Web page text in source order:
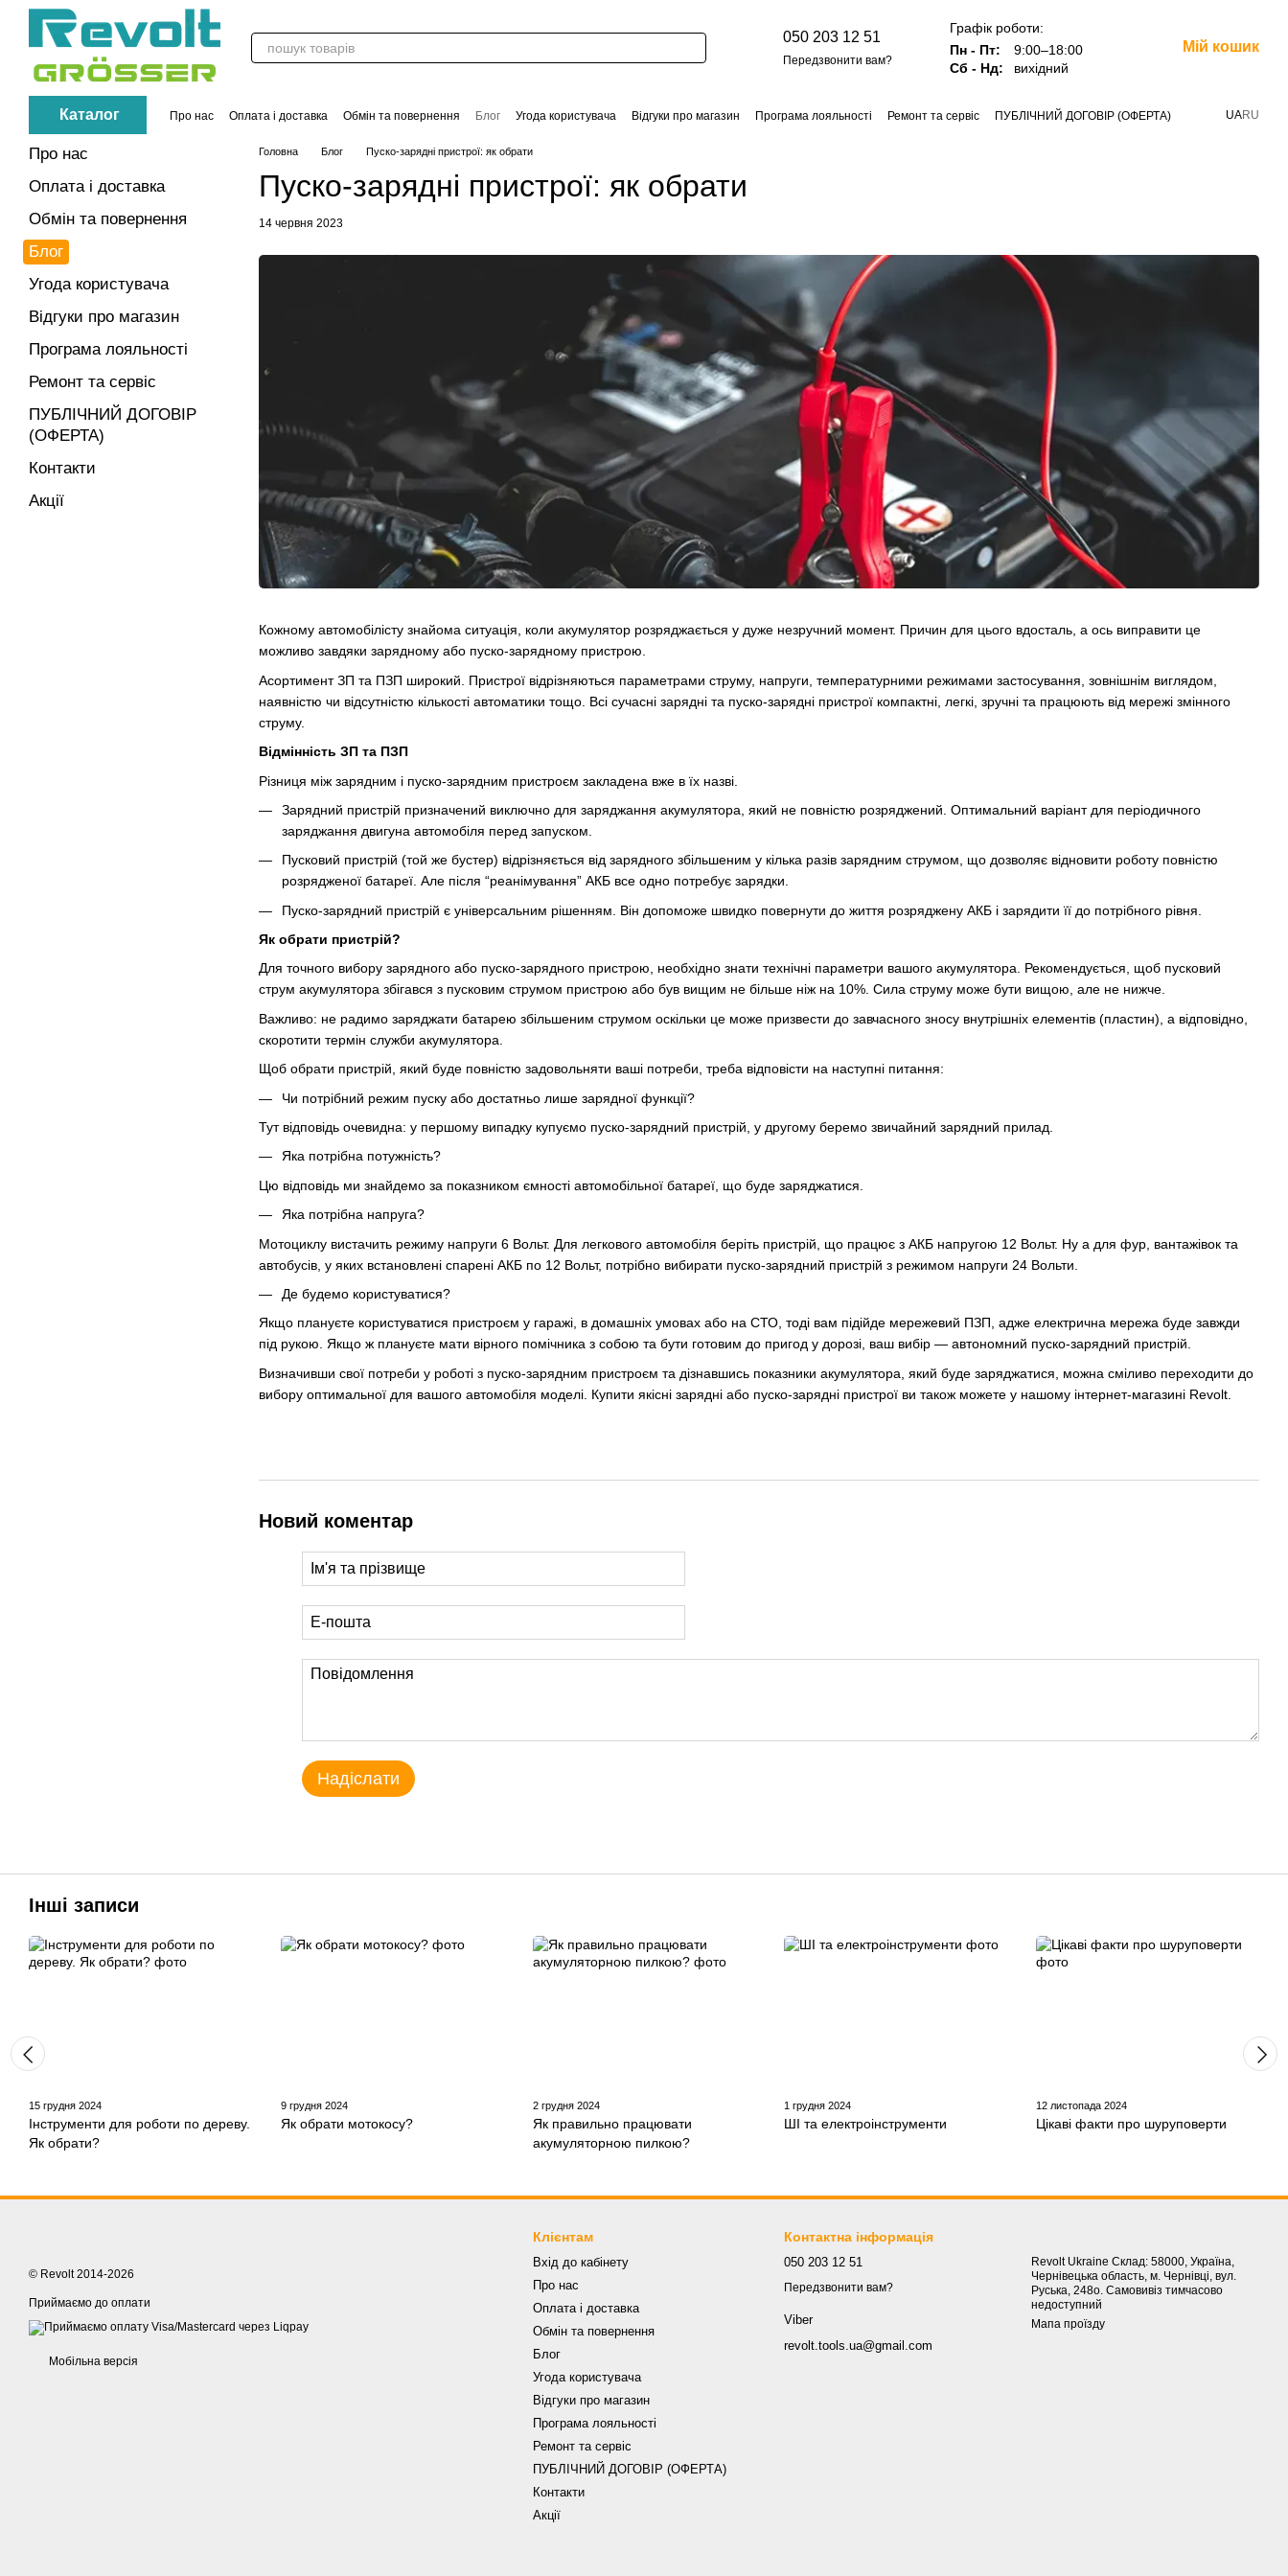
Перейти до основного контенту
050 203 12 51
Передзвонити вам?
Графік роботи:
Пн - Пт:
9:00–18:00
Сб - Нд:
вихідний
Мій кошик
Каталог Про нас Оплата і доставка Обмін та повернення Блог Угода користувача Відгуки про магазин Програма лояльності Ремонт та сервіс
ПУБЛІЧНИЙ ДОГОВІР (ОФЕРТА)
UARU
Головна Блог Пуско-зарядні пристрої: як обрати
Пуско-зарядні пристрої: як обрати
14 червня 2023
Кожному автомобілісту знайома ситуація, коли акумулятор розряджається у дуже незручний момент. Причин для цього вдосталь, а ось виправити це
можливо завдяки зарядному або пуско-зарядному пристрою.
Асортимент ЗП та ПЗП широкий. Пристрої відрізняються параметрами струму, напруги, температурними режимами застосування, зовнішнім виглядом,
наявністю чи відсутністю кількості автоматики тощо. Всі сучасні зарядні та пуско-зарядні пристрої компактні, легкі, зручні та працюють від мережі змінного
струму.
Відмінність ЗП та ПЗП
Різниця між зарядним і пуско-зарядним пристроєм закладена вже в їх назві.
Зарядний пристрій призначений виключно для заряджання акумулятора, який не повністю розряджений. Оптимальний варіант для періодичного
заряджання двигуна автомобіля перед запуском.
Пусковий пристрій (той же бустер) відрізняється від зарядного збільшеним у кілька разів зарядним струмом, що дозволяє відновити роботу повністю
розрядженої батареї. Але після “реанімування” АКБ все одно потребує зарядки.
Пуско-зарядний пристрій є універсальним рішенням. Він допоможе швидко повернути до життя розряджену АКБ і зарядити її до потрібного рівня.
Як обрати пристрій?
Для точного вибору зарядного або пуско-зарядного пристрою, необхідно знати технічні параметри вашого акумулятора. Рекомендується, щоб пусковий
струм акумулятора збігався з пусковим струмом пристрою або був вищим не більше ніж на 10%. Сила струму може бути вищою, але не нижче.
Важливо: не радимо заряджати батарею збільшеним струмом оскільки це може призвести до завчасного зносу внутрішніх елементів (пластин), а відповідно,
скоротити термін служби акумулятора.
Щоб обрати пристрій, який буде повністю задовольняти ваші потреби, треба відповісти на наступні питання:
Чи потрібний режим пуску або достатньо лише зарядної функції?
Тут відповідь очевидна: у першому випадку купуємо пуско-зарядний пристрій, у другому беремо звичайний зарядний прилад.
Яка потрібна потужність?
Цю відповідь ми знайдемо за показником ємності автомобільної батареї, що буде заряджатися.
Яка потрібна напруга?
Мотоциклу вистачить режиму напруги 6 Вольт. Для легкового автомобіля беріть пристрій, що працює з АКБ напругою 12 Вольт. Ну а для фур, вантажівок та
автобусів, у яких встановлені спарені АКБ по 12 Вольт, потрібно вибирати пуско-зарядний пристрій з режимом напруги 24 Вольти.
Де будемо користуватися?
Якщо плануєте користуватися пристроєм у гаражі, в домашніх умовах або на СТО, тоді вам підійде мережевий ПЗП, адже електрична мережа буде завжди
під рукою. Якщо ж плануєте мати вірного помічника з собою та бути готовим до пригод у дорозі, ваш вибір — автономний пуско-зарядний пристрій.
Визначивши свої потреби у роботі з пуско-зарядним пристроєм та дізнавшись показники акумулятора, який буде заряджатися, можна сміливо переходити до
вибору оптимальної для вашого автомобіля моделі. Купити якісні зарядні або пуско-зарядні пристрої ви також можете у нашому інтернет-магазині Revolt.
Новий коментар
Надіслати
Про нас
Оплата і доставка
Обмін та повернення
Блог
Угода користувача
Відгуки про магазин
Програма лояльності
Ремонт та сервіс
ПУБЛІЧНИЙ ДОГОВІР
(ОФЕРТА)
Контакти
Акції
Інші записи
15 грудня 2024
Інструменти для роботи по дереву.
Як обрати?
9 грудня 2024
Як обрати мотокосу?
2 грудня 2024
Як правильно працювати
акумуляторною пилкою?
1 грудня 2024
ШІ та електроінструменти
12 листопада 2024
Цікаві факти про шуруповерти
© Revolt 2014-2026
Приймаємо до оплати
Мобільна версія
Клієнтам
Вхід до кабінету
Про нас
Оплата і доставка
Обмін та повернення
Блог
Угода користувача
Відгуки про магазин
Програма лояльності
Ремонт та сервіс
ПУБЛІЧНИЙ ДОГОВІР (ОФЕРТА)
Контакти
Акції
Контактна інформація
050 203 12 51
Передзвонити вам?
Viber
revolt.tools.ua@gmail.com
Revolt Ukraine Склад: 58000, Україна,
Чернівецька область, м. Чернівці, вул.
Руська, 248о. Самовивіз тимчасово
недоступний
Мапа проїзду